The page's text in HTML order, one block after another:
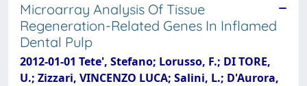
Microarray Analysis Of Tissue
Regeneration-Related Genes In Inflamed
Dental Pulp
2012-01-01 Tete', Stefano; Lorusso, F.; DI TORE,
U.; Zizzari, VINCENZO LUCA; Salini, L.; D'Aurora,